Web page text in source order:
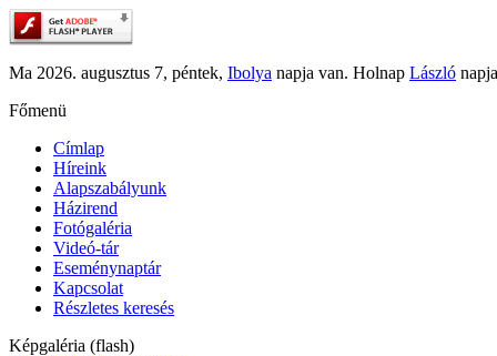
Ma 2026. augusztus 7, péntek, Ibolya napja van. Holnap László
Főmenü
Címlap
Híreink
Alapszabályunk
Házirend
Fotógaléria
Videó-tár
Eseménynaptár
Kapcsolat
Részletes keresés
Képgaléria (flash)